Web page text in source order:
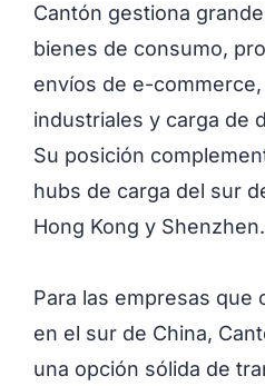
Cantón gestiona
bienes de consumo,
envíos de e-
industriales y carga de
Su posición
hubs de carga del sur
Hong Kong y Shenzhen.
Para las empresas que
en el sur de China,
una opción sólida de